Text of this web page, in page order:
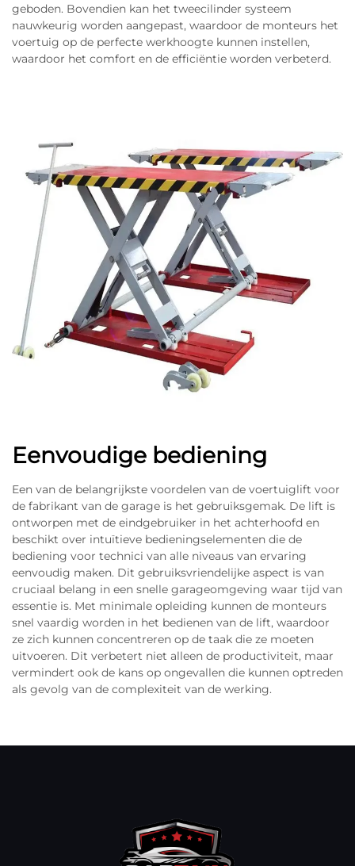
geboden. Bovendien kan het tweecilinder systeem
nauwkeurig worden aangepast, waardoor de monteurs het
voertuig op de perfecte werkhoogte kunnen instellen,
waardoor het comfort en de efficiëntie worden verbeterd.
Eenvoudige bediening
Een van de belangrijkste voordelen van de voertuiglift voor
de fabrikant van de garage is het gebruiksgemak. De lift is
ontworpen met de eindgebruiker in het achterhoofd en
beschikt over intuïtieve bedieningselementen die de
bediening voor technici van alle niveaus van ervaring
eenvoudig maken. Dit gebruiksvriendelijke aspect is van
cruciaal belang in een snelle garageomgeving waar tijd van
essentie is. Met minimale opleiding kunnen de monteurs
snel vaardig worden in het bedienen van de lift, waardoor
ze zich kunnen concentreren op de taak die ze moeten
uitvoeren. Dit verbetert niet alleen de productiviteit, maar
vermindert ook de kans op ongevallen die kunnen optreden
als gevolg van de complexiteit van de werking.